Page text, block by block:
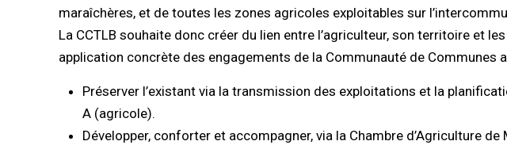
maraîchères, et de toutes les zones agricoles exploitables sur
La CCTLB souhaite donc créer du lien entre l’agriculteur, son territoire et
application concrète des engagements de la Communauté de Communes
Préserver l’existant via la transmission des exploitations et la
A (agricole).
Développer, conforter et accompagner, via la Chambre d’Agriculture